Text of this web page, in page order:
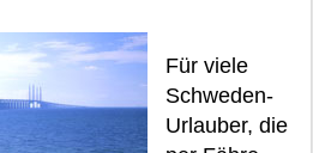
Für viele
Schweden-
Urlauber, die